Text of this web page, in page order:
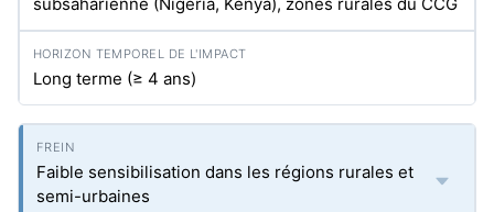
Long terme (≥ 4 ans)
Faible sensibilisation dans les régions rurales et
semi-urbaines